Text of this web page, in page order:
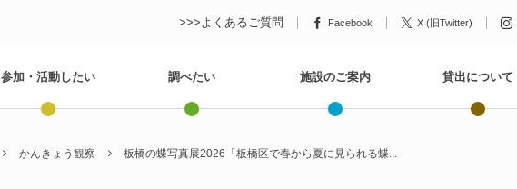
>>>よくあるご質問 Facebook X (旧Twitter)
参加・活動したい 調べたい 施設のご案内 貸出について
かんきょう観察 板橋の蝶写真展2026「板橋区で春から夏に見られる蝶...